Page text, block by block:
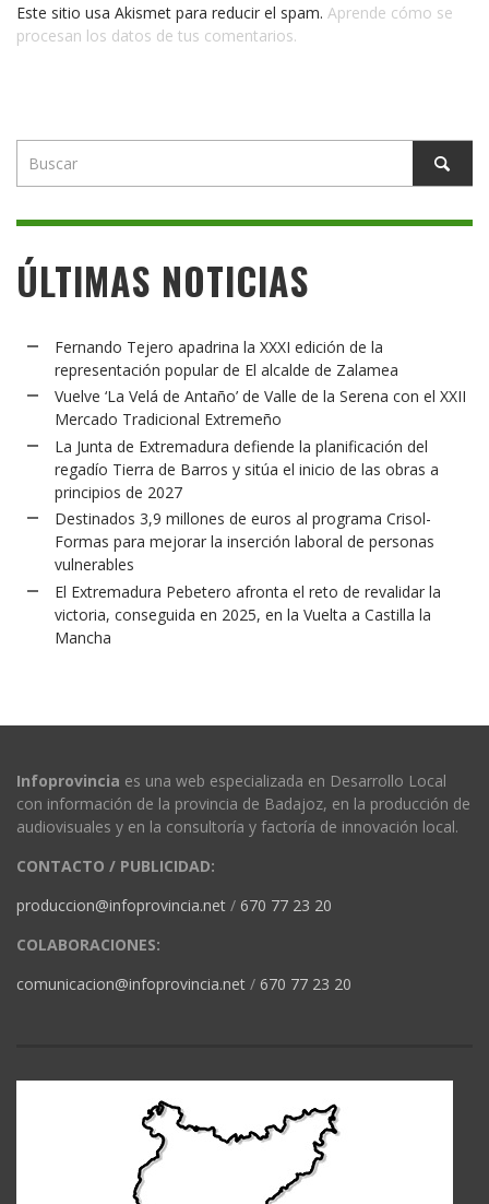
Este sitio usa Akismet para reducir el spam. Aprende cómo se
procesan los datos de tus comentarios.
ÚLTIMAS NOTICIAS
Fernando Tejero apadrina la XXXI edición de la
representación popular de El alcalde de Zalamea
Vuelve ‘La Velá de Antaño’ de Valle de la Serena con el XXII
Mercado Tradicional Extremeño
La Junta de Extremadura defiende la planificación del
regadío Tierra de Barros y sitúa el inicio de las obras a
principios de 2027
Destinados 3,9 millones de euros al programa Crisol-
Formas para mejorar la inserción laboral de personas
vulnerables
El Extremadura Pebetero afronta el reto de revalidar la
victoria, conseguida en 2025, en la Vuelta a Castilla la
Mancha
Infoprovincia es una web especializada en Desarrollo Local
con información de la provincia de Badajoz, en la producción de
audiovisuales y en la consultoría y factoría de innovación local.
CONTACTO / PUBLICIDAD:
produccion@infoprovincia.net / 670 77 23 20
COLABORACIONES:
comunicacion@infoprovincia.net / 670 77 23 20